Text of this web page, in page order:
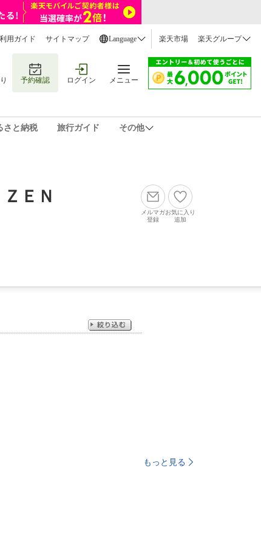
用ガイド サイトマップ Language 楽天市場 楽天グループ
予約確認 ログイン メニュー
さと納税 旅行ガイド その他
ＥＮ
メルマガ
登録
お気に入り
追加
もっと見る